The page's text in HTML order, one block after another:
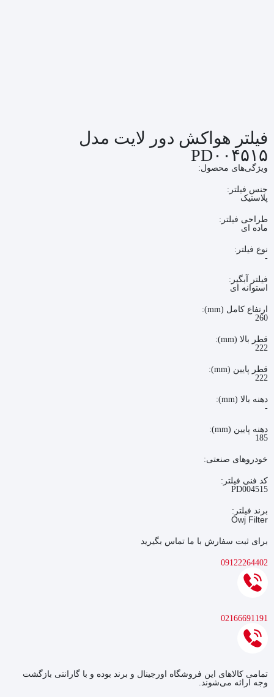
فیلتر هواکش دور لایت مدل
PD۰۰۴۵۱۵
ویژگی‌های محصول:
جنس فیلتر:
پلاستیک
طراحی فیلتر:
ماده ای
نوع فیلتر:
-
فیلتر آبگیر:
استوانه ای
ارتفاع کامل (mm):
260
قطر بالا (mm):
222
قطر پایین (mm):
222
دهنه بالا (mm):
-
دهنه پایین (mm):
185
خودروهای صنعتی:
کد فنی فیلتر:
PD004515
برند فیلتر:
Owj Filter
برای ثبت سفارش با ما تماس بگیرید
09122264402
02166691191
تمامی کالاهای این فروشگاه اورجینال و برند بوده و با گارانتی بازگشت
وجه ارائه می‌شوند.